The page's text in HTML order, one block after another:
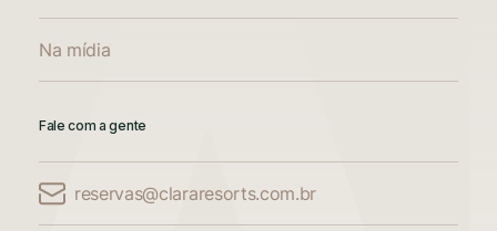
Na mídia
Fale com a gente
reservas@clararesorts.com.br